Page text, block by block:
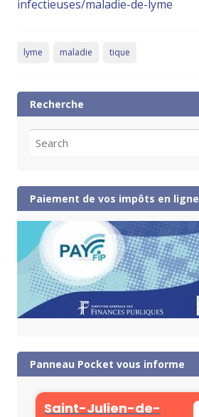
infectieuses/maladie-de-lyme
lyme maladie tique
Recherche
for:
Paiement de vos impôts en ligne
Panneau Pocket vous informe